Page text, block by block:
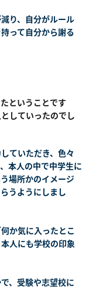
り、自分がルール
って自分から謝る
ということです
していったのでし
ていただき、色々
本人の中で中学生に
場所かのイメージ
うようにしまし
か気に入ったとこ
人にも学校の印象
、受験や志望校に